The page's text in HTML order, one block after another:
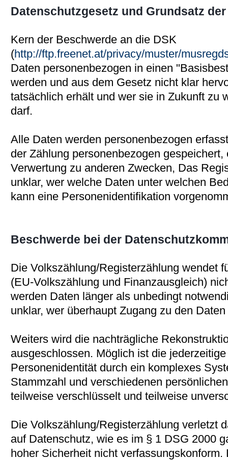
Datenschutzgesetz und Grundsatz
Kern der Beschwerde an die DSK
(http://ftp.freenet.at/privacy/muster/
Daten personenbezogen in einen
werden und aus dem Gesetz nicht klar
tatsächlich erhält und wer sie in Zukunft zu
darf.
Alle Daten werden personenbezogen
der Zählung personenbezogen
Verwertung zu anderen Zwecken, Das
unklar, wer welche Daten unter welchen
kann eine Personenidentifikation
Beschwerde bei der
Die Volkszählung/Registerzählung wendet
(EU-Volkszählung und Finanzausgleich)
werden Daten länger als unbedingt
unklar, wer überhaupt Zugang zu den Daten
Weiters wird die nachträgliche
ausgeschlossen. Möglich ist die
Personenidentität durch ein komplexes
Stammzahl und verschiedenen
teilweise verschlüsselt und teilweise
Die Volkszählung/Registerzählung verletzt
auf Datenschutz, wie es im § 1 DSG 2000
hoher Sicherheit nicht